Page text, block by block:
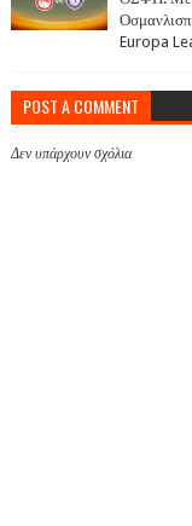
Europa
POST A COMMENT
Δεν υπάρχουν σχόλια